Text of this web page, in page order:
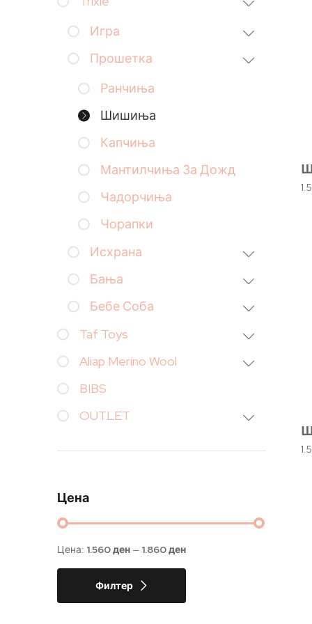
Игра
Прошетка
Ранчиња
Шишиња
Капчиња
Мантилчиња За Дожд
Чадорчиња
Чорапки
Исхрана
Бања
Бебе Соба
Taf Toys
Aliap Merino Wool
BIBS
OUTLET
Цена
Филтер
Цена: 1.560 ден— 1.860 ден